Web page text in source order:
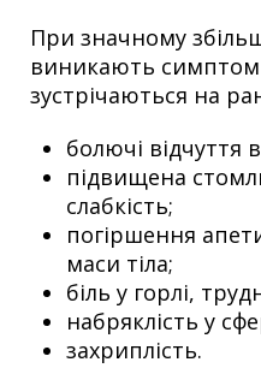
При значному
виникають
зустрічаються на
болючі відчуття
підвищена
слабкість;
погіршення
маси тіла;
біль у горлі,
набряклість у
захриплість.